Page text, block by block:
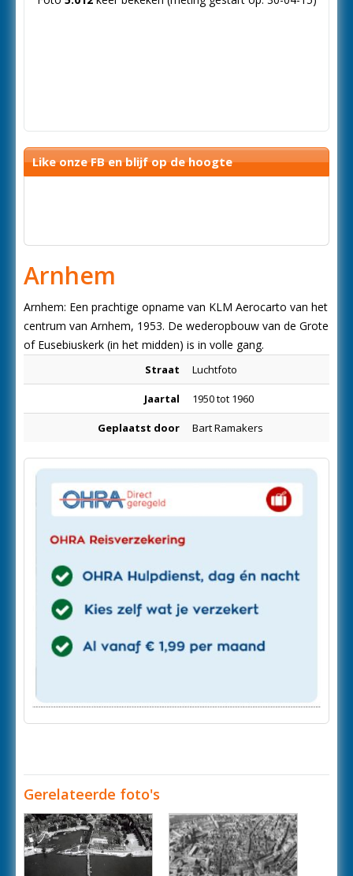
Like onze FB en blijf op de hoogte
Arnhem
Arnhem: Een prachtige opname van KLM Aerocarto van het
centrum van Arnhem, 1953. De wederopbouw van de Grote
of Eusebiuskerk (in het midden) is in volle gang.
Straat Luchtfoto
Jaartal 1950 tot 1960
Geplaatst door Bart Ramakers
Gerelateerde foto's